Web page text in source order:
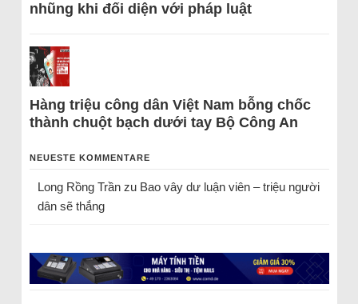
nhũng khi đối diện với pháp luật
Hàng triệu công dân Việt Nam bỗng chốc
thành chuột bạch dưới tay Bộ Công An
NEUESTE KOMMENTARE
Long Rồng Trầnzu Bao vây dư luận viên – triệu người
dân sẽ thắng